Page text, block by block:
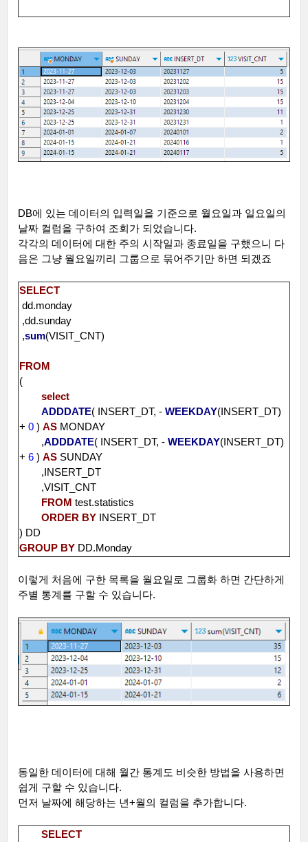
DB에 있는 데이터의 입력일을 기준으로 월요일과 일요일의
날짜 컬럼을 구하여 조회가 되었습니다.
각각의 데이터에 대한 주의 시작일과 종료일을 구했으니 다
음은 그냥 월요일끼리 그룹으로 묶어주기만 하면 되겠죠
SELECT
dd.monday
,dd.sunday
,sum(VISIT_CNT)
FROM
(
select
ADDDATE( INSERT_DT, - WEEKDAY(INSERT_DT)
+ 0 ) AS MONDAY
,ADDDATE( INSERT_DT, - WEEKDAY(INSERT_DT)
+ 6 ) AS SUNDAY
,INSERT_DT
,VISIT_CNT
FROM test.statistics
ORDER BY INSERT_DT
) DD
GROUP BY DD.Monday
이렇게 처음에 구한 목록을 월요일로 그룹화 하면 간단하게
주별 통계를 구할 수 있습니다.
동일한 데이터에 대해 월간 통계도 비슷한 방법을 사용하면
쉽게 구할 수 있습니다.
먼저 날짜에 해당하는 년+월의 컬럼을 추가합니다.
SELECT